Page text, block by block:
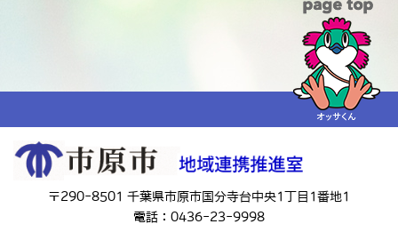
〒290-8501 千葉県市原市国分寺台中央1丁目1番地1
電話：0436-23-9998